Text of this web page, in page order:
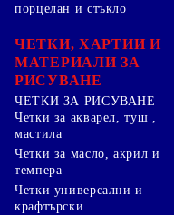
порцелан и стъкло
ЧЕТКИ, ХАРТИИ И
МАТЕРИАЛИ ЗА
РИСУВАНЕ
ЧЕТКИ ЗА РИСУВАНЕ
Четки за акварел, туш ,
мастила
Четки за масло, акрил и
темпера
Четки универсални и
крафтърски